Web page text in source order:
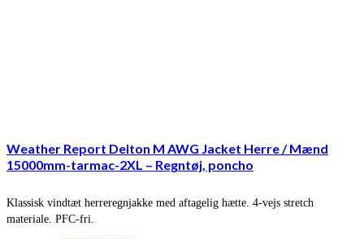
Weather Report Delton M AWG Jacket Herre / Mænd
15000mm-tarmac-2XL – Regntøj, poncho
Klassisk vindtæt herreregnjakke med aftagelig hætte. 4-vejs stretch
materiale. PFC-fri.